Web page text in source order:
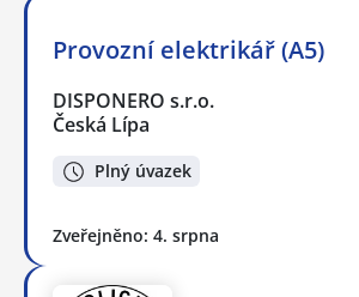
Provozní elektrikář (A5)
DISPONERO s.r.o.
Česká Lípa
Plný úvazek
Zveřejněno: 4. srpna